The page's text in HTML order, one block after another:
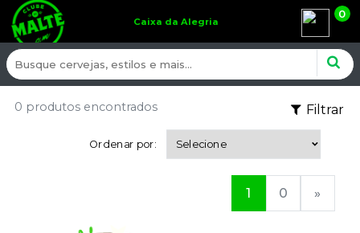
Caixa da Alegria
0
Filtrar
0 produtos encontrados
Ordenar por:
1 0 »